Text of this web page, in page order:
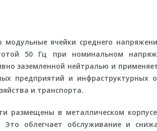
ячейки среднего
50 Гц при номинальном
заземленной нейтралью и
предприятий и инфраструктурных
и транспорта.
размещены в металлическом
облегчает обслуживание и